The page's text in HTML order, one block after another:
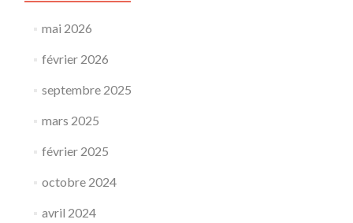
mai 2026
février 2026
septembre 2025
mars 2025
février 2025
octobre 2024
avril 2024